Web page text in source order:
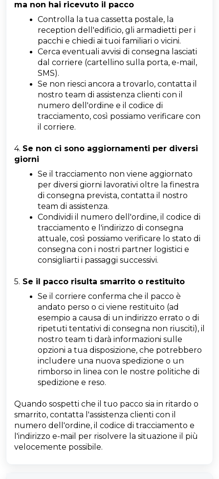
ma non hai ricevuto il pacco
Controlla la tua cassetta postale, la
reception dell'edificio, gli armadietti per i
pacchi e chiedi ai tuoi familiari o vicini.
Cerca eventuali avvisi di consegna lasciati
dal corriere (cartellino sulla porta, e-mail,
SMS).
Se non riesci ancora a trovarlo, contatta il
nostro team di assistenza clienti con il
numero dell'ordine e il codice di
tracciamento, così possiamo verificare con
il corriere.
4. Se non ci sono aggiornamenti per diversi
giorni
Se il tracciamento non viene aggiornato
per diversi giorni lavorativi oltre la finestra
di consegna prevista, contatta il nostro
team di assistenza.
Condividi il numero dell'ordine, il codice di
tracciamento e l'indirizzo di consegna
attuale, così possiamo verificare lo stato di
consegna con i nostri partner logistici e
consigliarti i passaggi successivi.
5. Se il pacco risulta smarrito o restituito
Se il corriere conferma che il pacco è
andato perso o ci viene restituito (ad
esempio a causa di un indirizzo errato o di
ripetuti tentativi di consegna non riusciti), il
nostro team ti darà informazioni sulle
opzioni a tua disposizione, che potrebbero
includere una nuova spedizione o un
rimborso in linea con le nostre politiche di
spedizione e reso.
Quando sospetti che il tuo pacco sia in ritardo o
smarrito, contatta l'assistenza clienti con il
numero dell'ordine, il codice di tracciamento e
l'indirizzo e-mail per risolvere la situazione il più
velocemente possibile.